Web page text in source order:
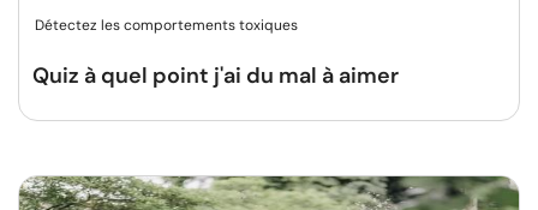
Détectez les comportements toxiques
Quiz à quel point j'ai du mal à aimer